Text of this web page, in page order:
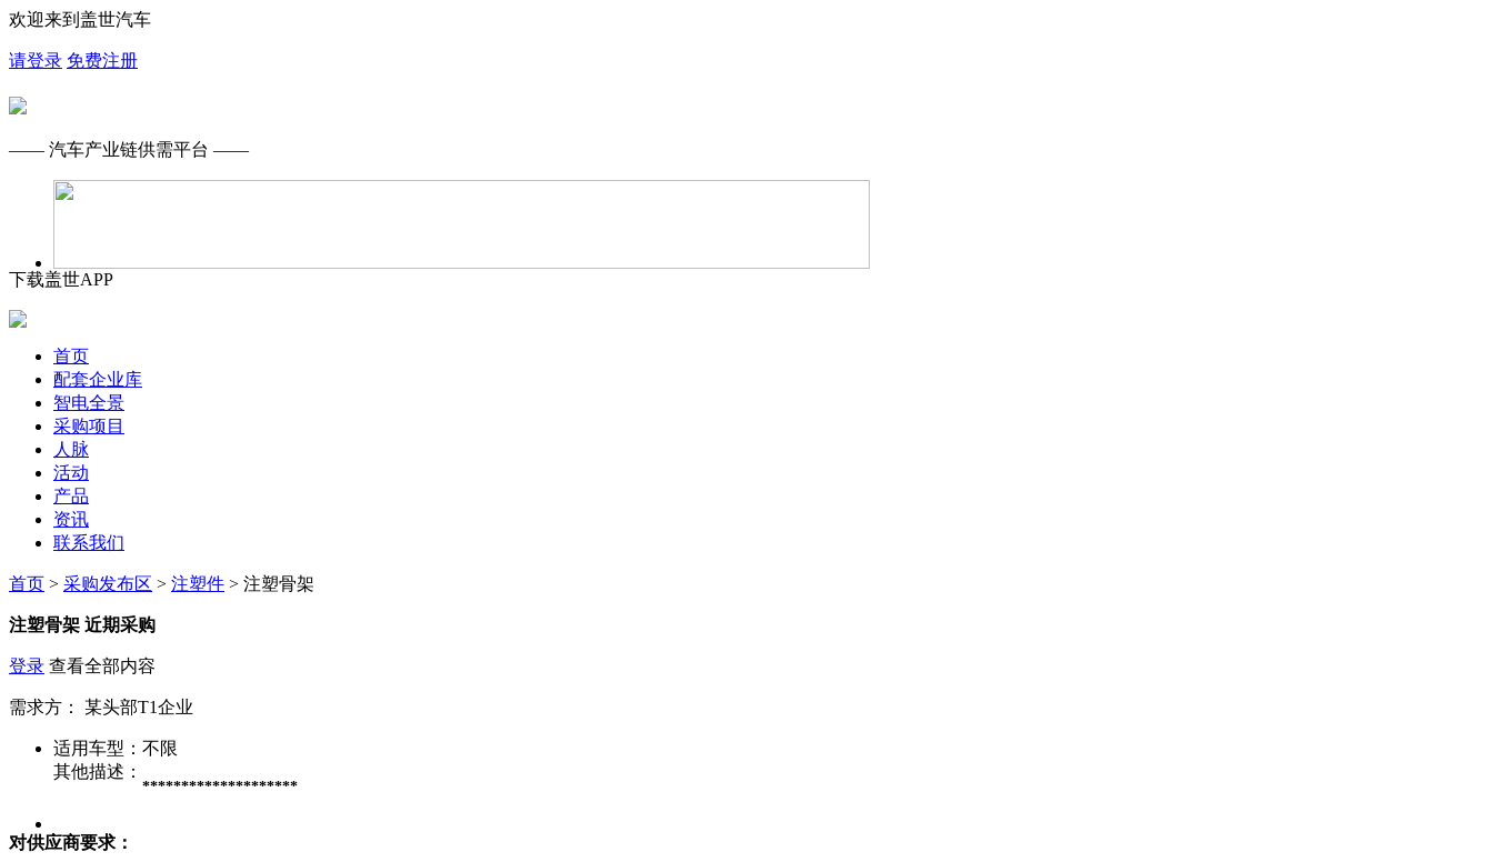
欢迎来到盖世汽车
请登录 免费注册
—— 汽车产业链供需平台 ——
下载盖世APP
首页
配套企业库
智电全景
采购项目
人脉
活动
产品
资讯
联系我们
首页 > 采购发布区 > 注塑件 > 注塑骨架
注塑骨架 近期采购
登录 查看全部内容
需求方： 某头部T1企业
适用车型： 不限
其他描述：
********************
对供应商要求：